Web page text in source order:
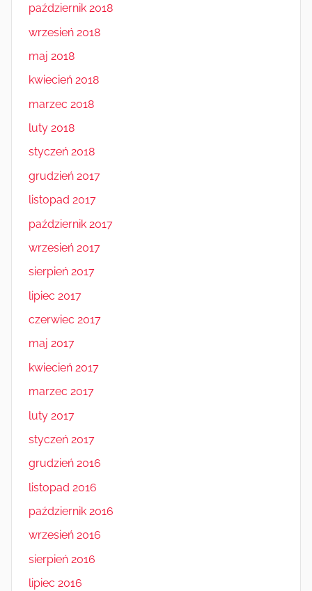
październik 2018
wrzesień 2018
maj 2018
kwiecień 2018
marzec 2018
luty 2018
styczeń 2018
grudzień 2017
listopad 2017
październik 2017
wrzesień 2017
sierpień 2017
lipiec 2017
czerwiec 2017
maj 2017
kwiecień 2017
marzec 2017
luty 2017
styczeń 2017
grudzień 2016
listopad 2016
październik 2016
wrzesień 2016
sierpień 2016
lipiec 2016